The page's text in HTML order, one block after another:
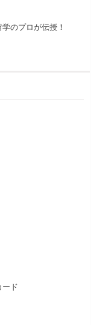
のプロが伝授！
ード